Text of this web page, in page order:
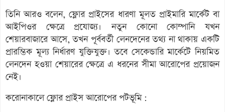
তিনি আরও বলেন, ফ্লোর প্রাইসের ধারণা মূলত প্রাইমারি মার্কেট বা
আইপিওর ক্ষেত্রে প্রযোজ্য। নতুন কোনো কোম্পানি যখন
শেয়ারবাজারে আসে, তখন পূর্ববর্তী লেনদেনের তথ্য না থাকায় একটি
প্রারম্ভিক মূল্য নির্ধারণ যুক্তিযুক্ত। তবে সেকেন্ডারি মার্কেটে নিয়মিত
লেনদেন হওয়া শেয়ারের ক্ষেত্রে এ ধরনের সীমা আরোপের প্রয়োজন
নেই।
করোনাকালে ফ্লোর প্রাইস আরোপের পটভূমি :